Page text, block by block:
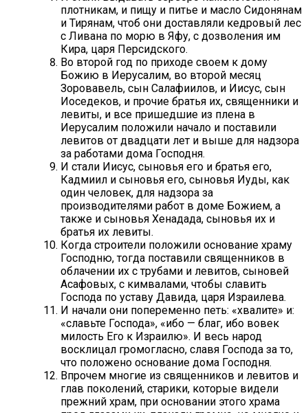
плотникам, и пищу и питье и масло Сидонянам
и Тирянам, чтоб они доставляли кедровый лес
с Ливана по морю в Яфу, с дозволения им
Кира, царя Персидского.
Во второй год по приходе своем к дому
Божию в Иерусалим, во второй месяц
Зоровавель, сын Салафиилов, и Иисус, сын
Иоседеков, и прочие братья их, священники и
левиты, и все пришедшие из плена в
Иерусалим положили начало и поставили
левитов от двадцати лет и выше для надзора
за работами дома Господня.
И стали Иисус, сыновья его и братья его,
Кадмиил и сыновья его, сыновья Иуды, как
один человек, для надзора за
производителями работ в доме Божием, а
также и сыновья Хенадада, сыновья их и
братья их левиты.
Когда строители положили основание храму
Господню, тогда поставили священников в
облачении их с трубами и левитов, сыновей
Асафовых, с кимвалами, чтобы славить
Господа по уставу Давида, царя Израилева.
И начали они попеременно петь: «хвалите» и:
«славьте Господа», «ибо — благ, ибо вовек
милость Его к Израилю». И весь народ
восклицал громогласно, славя Господа за то,
что положено основание дома Господня.
Впрочем многие из священников и левитов и
глав поколений, старики, которые видели
прежний храм, при основании этого храма